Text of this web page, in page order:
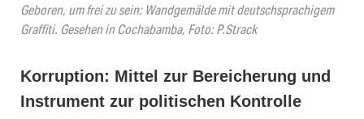
Geboren, um frei zu sein: Wandgemälde mit deutschsprachigem
Graffiti. Gesehen in Cochabamba, Foto: P.Strack
Korruption: Mittel zur Bereicherung und
Instrument zur politischen Kontrolle